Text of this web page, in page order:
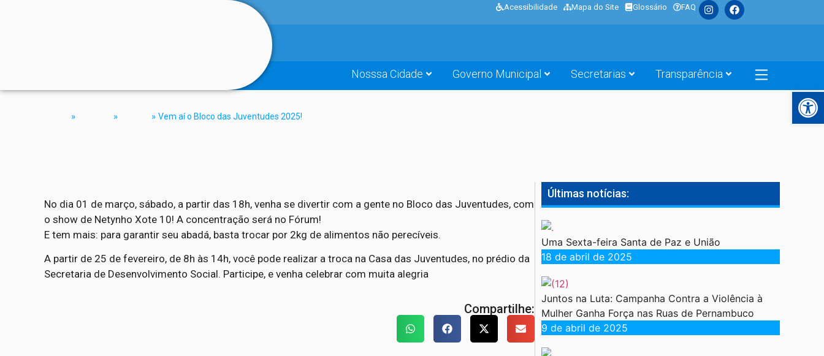
Acessibilidade Mapa do Site Glossário FAQ
Nosssa Cidade Governo Municipal Secretarias Transparência
» » » Vem aí o Bloco das Juventudes 2025!
No dia 01 de março, sábado, a partir das 18h, venha se divertir com a gente no Bloco das Juventudes, com
o show de Netynho Xote 10! A concentração será no Fórum!
E tem mais: para garantir seu abadá, basta trocar por 2kg de alimentos não perecíveis.
A partir de 25 de fevereiro, de 8h às 14h, você pode realizar a troca na Casa das Juventudes, no prédio da
Secretaria de Desenvolvimento Social. Participe, e venha celebrar com muita alegria
Compartilhe:
Últimas notícias:
Uma Sexta-feira Santa de Paz e União
18 de abril de 2025
Juntos na Luta: Campanha Contra a Violência à
Mulher Ganha Força nas Ruas de Pernambuco
9 de abril de 2025
Barra de